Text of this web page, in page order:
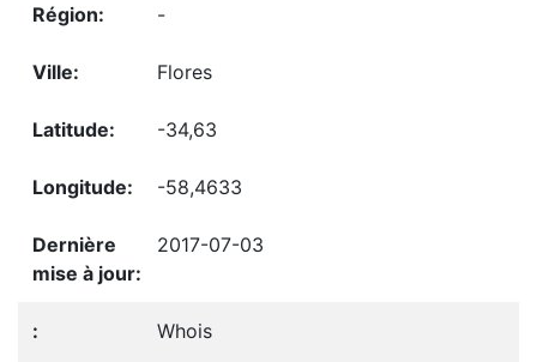
-
Flores
-34,63
-58,4633
2017-07-03
Whois